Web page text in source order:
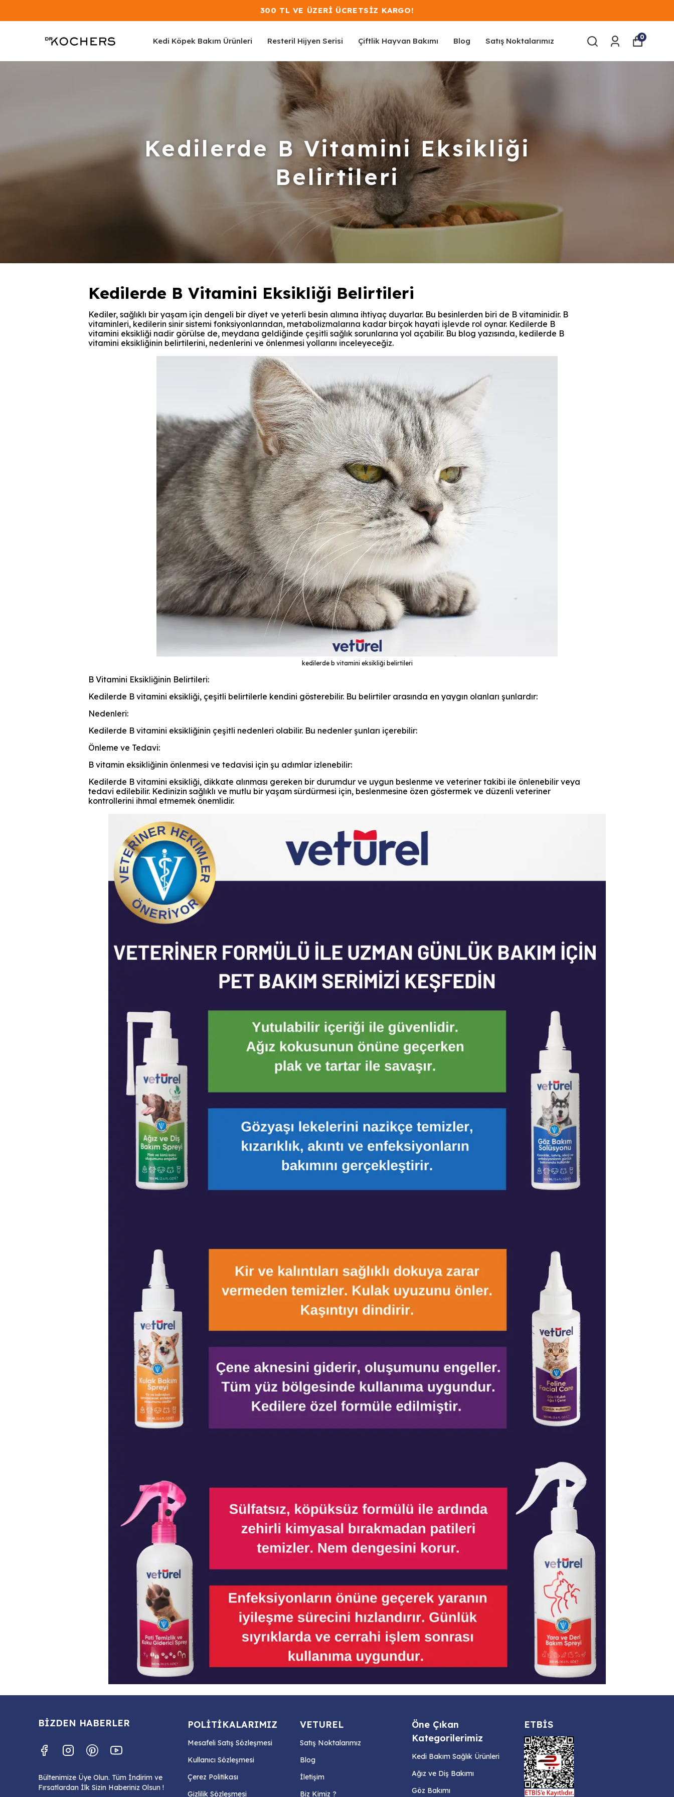
300 TL VE ÜZERİ ÜCRETSİZ KARGO!
Kedi Köpek Bakım Ürünleri Resteril Hijyen Serisi Çiftlik Hayvan Bakımı Blog Satış Noktalarımız 0
Kedilerde B Vitamini Eksikliği
Belirtileri
Kedilerde B Vitamini Eksikliği Belirtileri
Kediler, sağlıklı bir yaşam için dengeli bir diyet ve yeterli besin alımına ihtiyaç duyarlar. Bu besinlerden biri de B vitaminidir. B
vitaminleri, kedilerin sinir sistemi fonksiyonlarından, metabolizmalarına kadar birçok hayati işlevde rol oynar. Kedilerde B
vitamini eksikliği nadir görülse de, meydana geldiğinde çeşitli sağlık sorunlarına yol açabilir. Bu blog yazısında, kedilerde B
vitamini eksikliğinin belirtilerini, nedenlerini ve önlenmesi yollarını inceleyeceğiz.
kedilerde b vitamini eksikliği belirtileri
B Vitamini Eksikliğinin Belirtileri:
Kedilerde B vitamini eksikliği, çeşitli belirtilerle kendini gösterebilir. Bu belirtiler arasında en yaygın olanları şunlardır:
Nedenleri:
Kedilerde B vitamini eksikliğinin çeşitli nedenleri olabilir. Bu nedenler şunları içerebilir:
Önleme ve Tedavi:
B vitamin eksikliğinin önlenmesi ve tedavisi için şu adımlar izlenebilir:
Kedilerde B vitamini eksikliği, dikkate alınması gereken bir durumdur ve uygun beslenme ve veteriner takibi ile önlenebilir veya
tedavi edilebilir. Kedinizin sağlıklı ve mutlu bir yaşam sürdürmesi için, beslenmesine özen göstermek ve düzenli veteriner
kontrollerini ihmal etmemek önemlidir.
POLİTİKALARIMIZ
Mesafeli Satış Sözleşmesi
Kullanıcı Sözleşmesi
Çerez Politikası
Gizlilik Sözleşmesi
VETUREL
Satış Noktalarımız
Blog
İletişim
Biz Kimiz ?
Öne Çıkan
Kategorilerimiz
Kedi Bakım Sağlık Ürünleri
Ağız ve Diş Bakımı
Göz Bakımı
ETBİS
BİZDEN HABERLER
Bültenimize Üye Olun. Tüm İndirim ve
Fırsatlardan İlk Sizin Haberiniz Olsun !